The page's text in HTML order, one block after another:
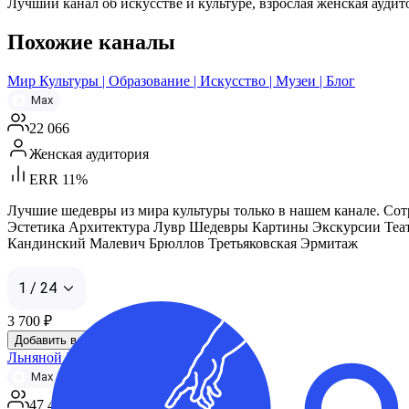
Похожие каналы
Мир Культуры | Образование | Искусство | Музеи | Блог
Max
22 066
Женская аудитория
ERR 11%
Лучшие шедевры из мира культуры только в нашем канале.
Эстетика Архитектура Лувр Шедевры Картины Экскурсии
Кандинский Малевич Брюллов Третьяковская Эрмитаж
1 / 24
3 700 ₽
Добавить в корзину
Льняной Холст | Искусство
Max
47 442